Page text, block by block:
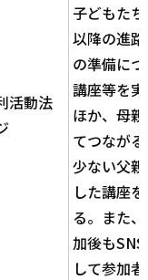
活動法
子どもた
以降の進
の準備に
講座等を
ほか、母
てつなが
少ない父
した講座
る。また
加後も
して参加